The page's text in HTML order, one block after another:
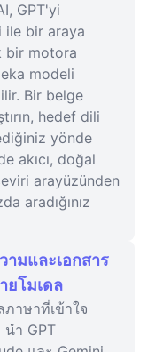
GPT'yi
ile bir araya
bir motora
modeli
Bir belge
hedef dili
yönde
akıcı, doğal
arayüzünden
aradığınız
มและเอกสาร
ยโมเดล
าษาที่เข้าใจ
นำ GPT